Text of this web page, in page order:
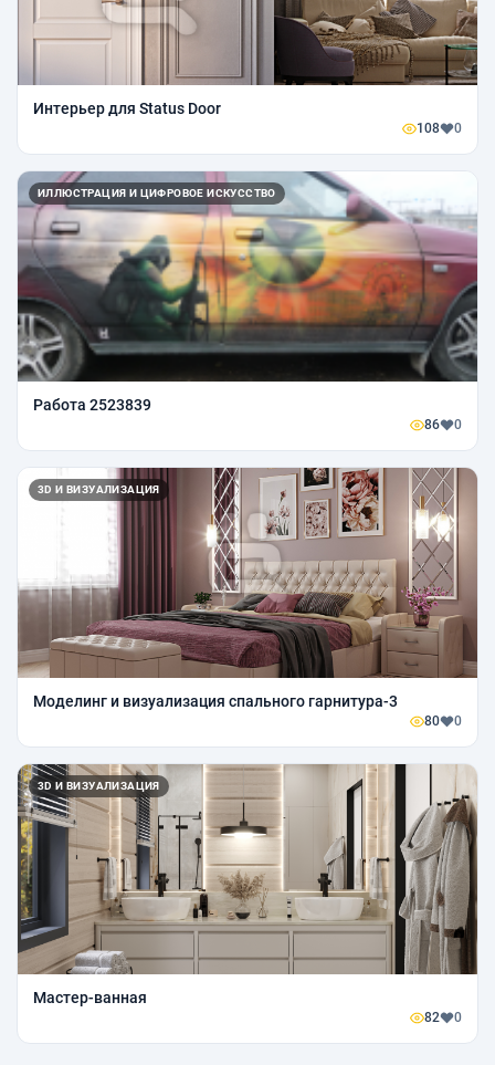
Интерьер для Status Door
108 0
ИЛЛЮСТРАЦИЯ И ЦИФРОВОЕ ИСКУССТВО
Работа 2523839
86 0
3D И ВИЗУАЛИЗАЦИЯ
Моделинг и визуализация спального гарнитура-3
80 0
3D И ВИЗУАЛИЗАЦИЯ
Мастер-ванная
82 0